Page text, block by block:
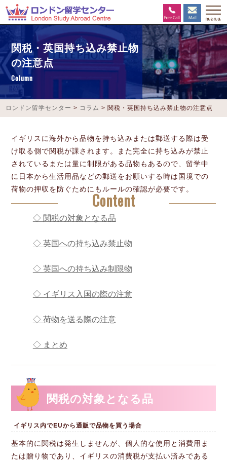
関税・英国持ち込み禁止物
の注意点
Column
ロンドン留学センター > コラム > 関税・英国持ち込み禁止物の注意点
イギリスに海外から品物を持ち込みまたは郵送する際は受
け取る側で関税が課されます。また完全に持ち込みが禁止
されているまたは量に制限がある品物もあるので、留学中
に日本から生活用品などの郵送をお願いする時は国境での
荷物の押収を防ぐためにもルールの確認が必要です。
Content
◇ 関税の対象となる品
◇ 英国への持ち込み禁止物
◇ 英国への持ち込み制限物
◇ イギリス入国の際の注意
◇ 荷物を送る際の注意
◇ まとめ
関税の対象となる品
イギリス内でEUから通販で品物を買う場合
基本的に関税は発生しませんが、個人的な使用と消費用ま
たは贈り物であり、イギリスの消費税が支払い済みである